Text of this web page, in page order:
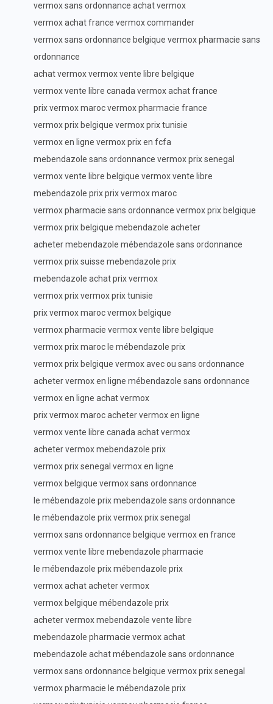
vermox sans ordonnance achat vermox
vermox achat france vermox commander
vermox sans ordonnance belgique vermox pharmacie sans
ordonnance
achat vermox vermox vente libre belgique
vermox vente libre canada vermox achat france
prix vermox maroc vermox pharmacie france
vermox prix belgique vermox prix tunisie
vermox en ligne vermox prix en fcfa
mebendazole sans ordonnance vermox prix senegal
vermox vente libre belgique vermox vente libre
mebendazole prix prix vermox maroc
vermox pharmacie sans ordonnance vermox prix belgique
vermox prix belgique mebendazole acheter
acheter mebendazole mébendazole sans ordonnance
vermox prix suisse mebendazole prix
mebendazole achat prix vermox
vermox prix vermox prix tunisie
prix vermox maroc vermox belgique
vermox pharmacie vermox vente libre belgique
vermox prix maroc le mébendazole prix
vermox prix belgique vermox avec ou sans ordonnance
acheter vermox en ligne mébendazole sans ordonnance
vermox en ligne achat vermox
prix vermox maroc acheter vermox en ligne
vermox vente libre canada achat vermox
acheter vermox mebendazole prix
vermox prix senegal vermox en ligne
vermox belgique vermox sans ordonnance
le mébendazole prix mebendazole sans ordonnance
le mébendazole prix vermox prix senegal
vermox sans ordonnance belgique vermox en france
vermox vente libre mebendazole pharmacie
le mébendazole prix mébendazole prix
vermox achat acheter vermox
vermox belgique mébendazole prix
acheter vermox mebendazole vente libre
mebendazole pharmacie vermox achat
mebendazole achat mébendazole sans ordonnance
vermox sans ordonnance belgique vermox prix senegal
vermox pharmacie le mébendazole prix